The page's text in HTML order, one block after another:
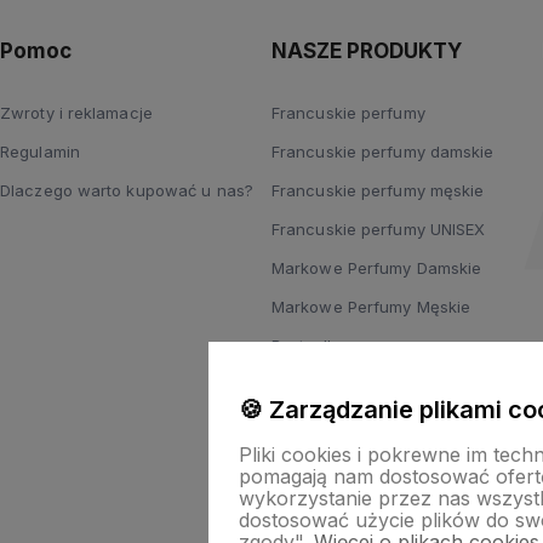
Pomoc
Zwroty i reklamacje
Regulamin
Dlaczego warto kupować u nas?
NASZE PRODUKTY
Francuskie perfumy
Francuskie perfumy damskie
Francuskie perfumy męskie
Francuskie perfumy UNISEX
Markowe Perfumy Damskie
Markowe Perfumy Męskie
Bestsellery
Promocje
🍪 Zarządzanie plikami
Pliki cookies i pokrewne im
pomagają nam dostosować
wykorzystanie przez nas
dostosować użycie plików do